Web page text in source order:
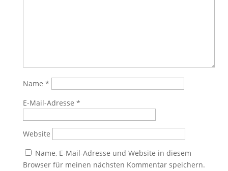
Name *
E-Mail-Adresse *
Website
Name, E-Mail-Adresse und Website in diesem
Browser für meinen nächsten Kommentar speichern.